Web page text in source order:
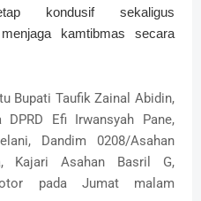
kondusif sekaligus
kamtibmas secara
Bupati Taufik Zainal Abidin,
Efi Irwansyah Pane,
Dandim 0208/Asahan
Kajari Asahan Basril G,
pada Jumat malam